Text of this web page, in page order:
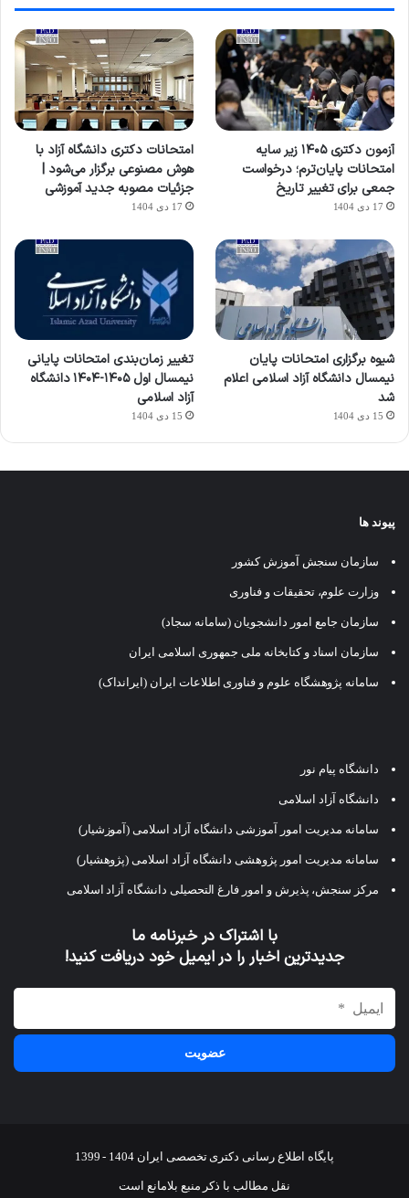
آزمون دکتری ۱۴۰۵ زیر سایه
امتحانات پایان‌ترم؛ درخواست
جمعی برای تغییر تاریخ
17 دی 1404
امتحانات دکتری دانشگاه آزاد با
هوش مصنوعی برگزار می‌شود |
جزئیات مصوبه جدید آموزشی
17 دی 1404
شیوه برگزاری امتحانات پایان
نیمسال دانشگاه آزاد اسلامی اعلام
شد
15 دی 1404
تغییر زمان‌بندی امتحانات پایانی
نیمسال اول ۱۴۰۵-۱۴۰۴ دانشگاه
آزاد اسلامی
15 دی 1404
پیوند ها
سازمان سنجش آموزش کشور
وزارت علوم، تحقیقات و فناوری
سازمان جامع امور دانشجویان (سامانه سجاد)
سازمان اسناد و کتابخانه ملی جمهوری اسلامی ایران
سامانه پژوهشگاه علوم و فناوری اطلاعات ایران (ایرانداک)
دانشگاه پیام نور
دانشگاه آزاد اسلامی
سامانه مدیریت امور آموزشی دانشگاه آزاد اسلامی (آموزشیار)
سامانه مدیریت امور پژوهشی دانشگاه آزاد اسلامی (پژوهشیار)
مرکز سنجش، پذیرش و امور فارغ التحصیلی دانشگاه آزاد اسلامی
با اشتراک در خبرنامه ما
جدیدترین اخبار را در ایمیل خود دریافت کنید!
پایگاه اطلاع رسانی دکتری تخصصی ایران 1404 - 1399
نقل مطالب با ذکر منبع بلامانع است